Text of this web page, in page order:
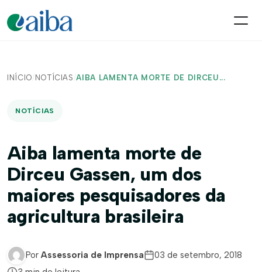
INÍCIO/ NOTÍCIAS /AIBA LAMENTA MORTE DE DIRCEU...
NOTÍCIAS
Aiba lamenta morte de
Dirceu Gassen, um dos
maiores pesquisadores da
agricultura brasileira
Por Assessoria de Imprensa
03 de setembro, 2018